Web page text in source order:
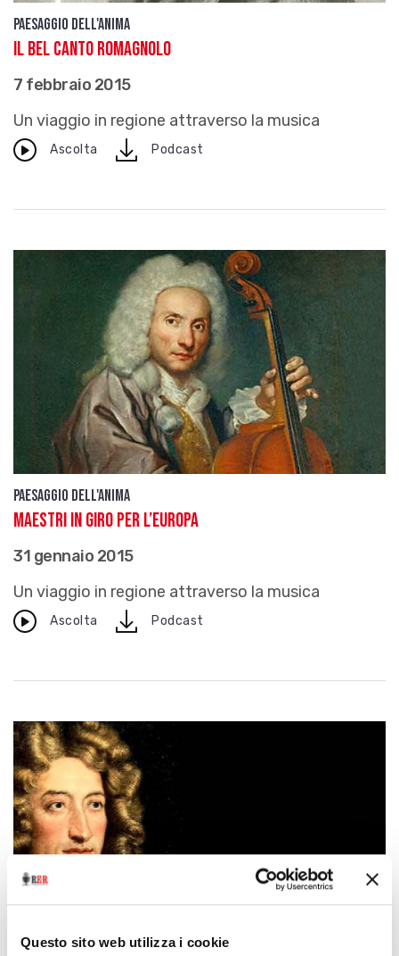
Questo sito web utilizza i cookie
Paesaggio dell'anima
Il bel canto romagnolo
7 febbraio 2015
Un viaggio in regione attraverso la musica
Ascolta downloadPodcast
Paesaggio dell'anima
Maestri in giro per l’Europa
31 gennaio 2015
Un viaggio in regione attraverso la musica
Ascolta downloadPodcast